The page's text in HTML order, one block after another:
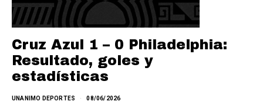
Cruz Azul 1 – 0 Philadelphia:
Resultado, goles y
estadísticas
UNANIMO DEPORTES 08/06/2026